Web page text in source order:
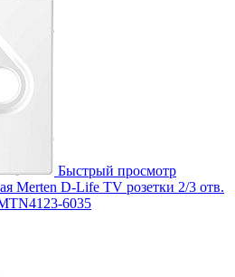
Быстрый просмотр
Merten D-Life TV розетки 2/3 отв.
6035